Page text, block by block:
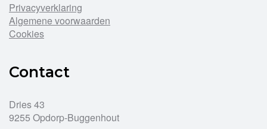
Privacyverklaring
Algemene voorwaarden
Cookies
Contact
Dries 43
9255 Opdorp-Buggenhout